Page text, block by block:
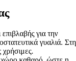
για την
γυαλιά. Στη
χρήσιμες.